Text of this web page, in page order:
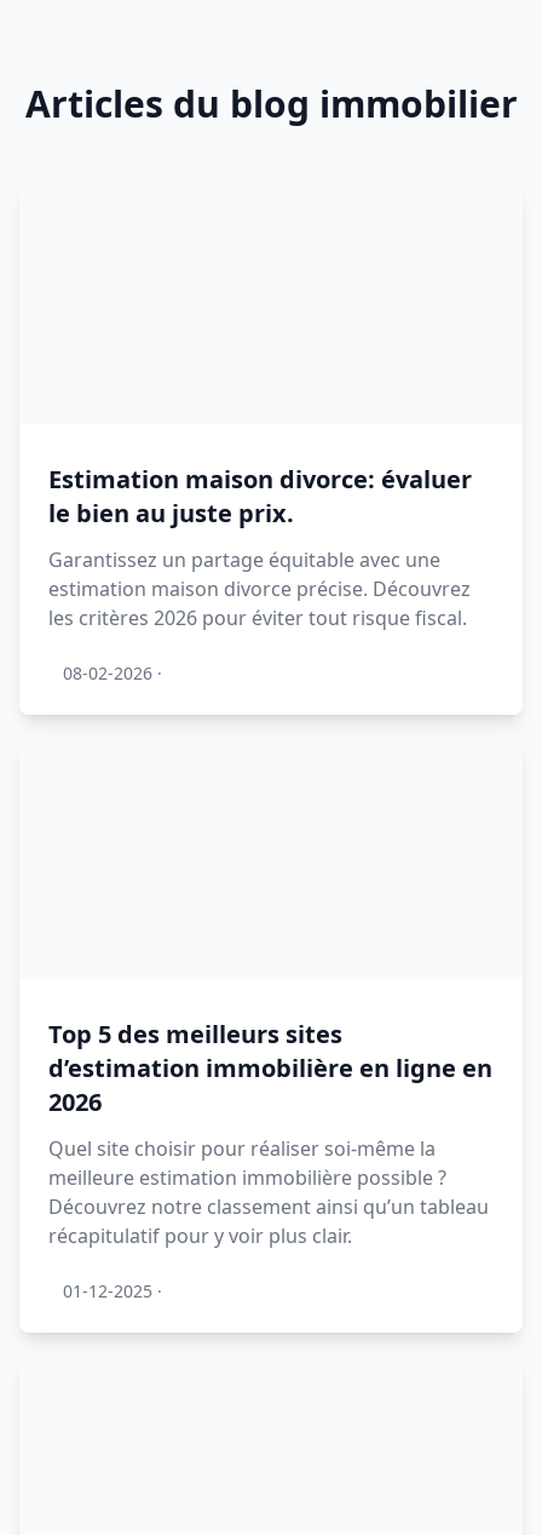
Articles du blog immobilier
Estimation maison divorce: évaluer
le bien au juste prix.
Garantissez un partage équitable avec une
estimation maison divorce précise. Découvrez
les critères 2026 pour éviter tout risque fiscal.
08-02-2026 ·
Top 5 des meilleurs sites
d’estimation immobilière en ligne en
2026
Quel site choisir pour réaliser soi-même la
meilleure estimation immobilière possible ?
Découvrez notre classement ainsi qu’un tableau
récapitulatif pour y voir plus clair.
01-12-2025 ·